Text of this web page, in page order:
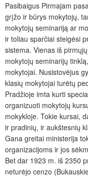
Pasibaigus Pirmajam
grįžo ir būrys mokytojų,
mokytojų seminariją ar
ir toliau sparčiai steigėsi
sistema. Vienas iš
mokytojų seminarijų
mokytojai. Nusistovėjus
klasių mokytojai turėtų
Pradžioje imta kurti
organizuoti mokytojų
mokykloje. Tokie kursai,
ir pradinių, ir aukštesnių
Gana greitai ministerija
organizacijoms ir jos
Bet dar 1923 m. iš 2350
neturėjo cenzo